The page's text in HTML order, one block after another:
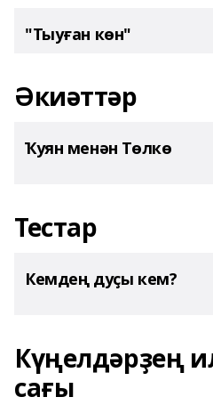
"Тыуған көн"
Әкиәттәр
Ҡуян менән Төлкө
Тестар
Кемдең дуҫы кем?
Күңелдәрҙең
сағы